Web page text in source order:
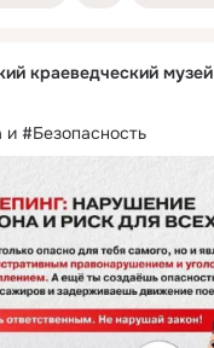
краеведческий музей
#Безопасность